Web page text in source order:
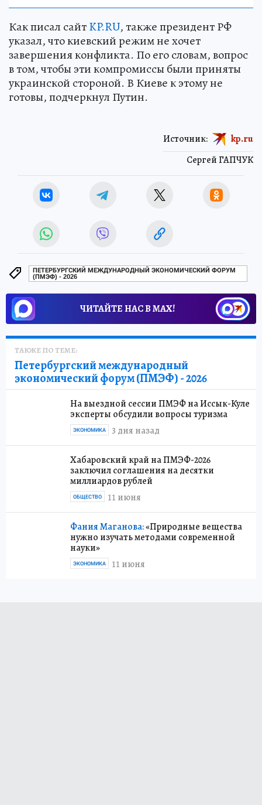
Как писал сайтKP.RU, также президент РФ
указал, что киевский режим не хочет
завершения конфликта. По его словам, вопрос
в том, чтобы эти компромиссы были приняты
украинской стороной. В Киеве к этому не
готовы, подчеркнул Путин.
Сергей ГАПЧУК
Источник: kp.ru
ПЕТЕРБУРГСКИЙ МЕЖДУНАРОДНЫЙ ЭКОНОМИЧЕСКИЙ ФОРУМ
(ПМЭФ) - 2026
ЧИТАЙТЕ НАС В МАХ!
ТАКЖЕ ПО ТЕМЕ:
Петербургский международный
экономический форум (ПМЭФ) - 2026
На выездной сессии ПМЭФ на Иссык-Куле
эксперты обсудили вопросы туризма
3 дня назад
ЭКОНОМИКА
Хабаровский край на ПМЭФ-2026
заключил соглашения на десятки
миллиардов рублей
11 июня
ОБЩЕСТВО
Фания Маганова:«Природные вещества
нужно изучать методами современной
науки»
11 июня
ЭКОНОМИКА